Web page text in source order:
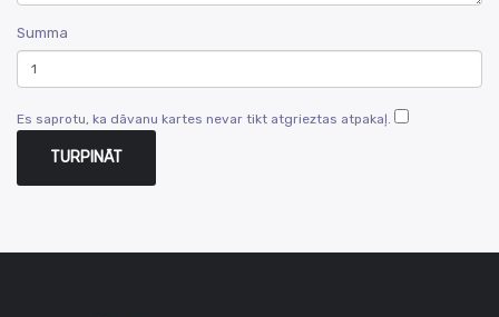
Summa
Es saprotu, ka dāvanu kartes nevar tikt atgrieztas atpakaļ.